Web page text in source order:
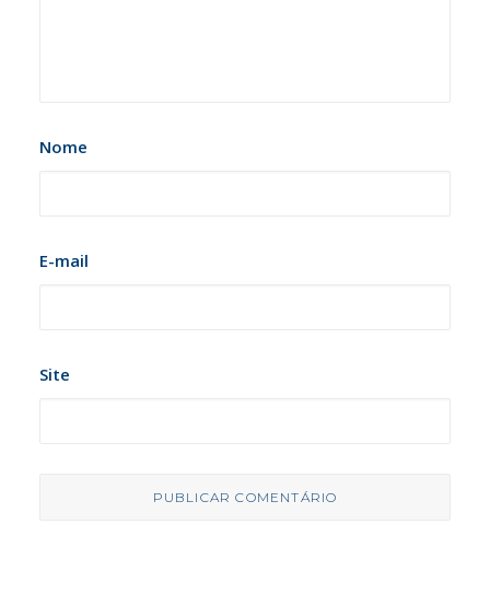
Nome
E-mail
Site